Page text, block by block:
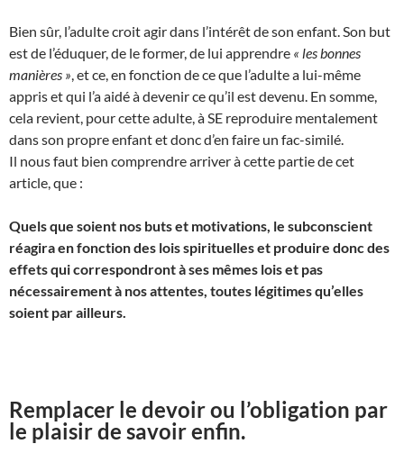
Bien sûr, l’adulte croit agir dans l’intérêt de son enfant. Son but
est de l’éduquer, de le former, de lui apprendre « les bonnes
manières » , et ce, en fonction de ce que l’adulte a lui-même
appris et qui l’a aidé à devenir ce qu’il est devenu. En somme,
cela revient, pour cette adulte, à SE reproduire mentalement
dans son propre enfant et donc d’en faire un fac-similé.
Il nous faut bien comprendre arriver à cette partie de cet
article, que :
Quels que soient nos buts et motivations, le subconscient
réagira en fonction des lois spirituelles et produire donc des
effets qui correspondront à ses mêmes lois et pas
nécessairement à nos attentes, toutes légitimes qu’elles
soient par ailleurs.
Remplacer le devoir ou l’obligation par
le plaisir de savoir enfin.